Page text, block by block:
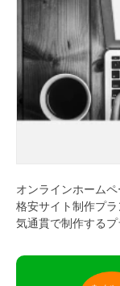
オンラインホーム
格安サイト制作プ
気通貫で制作する